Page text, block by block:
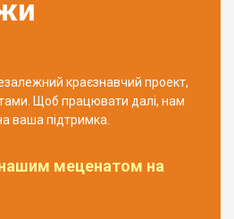
краєзнавчий проект,
Щоб працювати далі, нам
ваша підтримка.
меценатом на